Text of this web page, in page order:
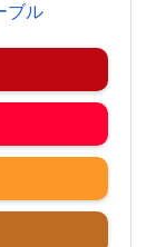
ブル